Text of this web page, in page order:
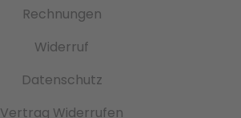
Rechnungen
Widerruf
Datenschutz
Vertrag Widerrufen